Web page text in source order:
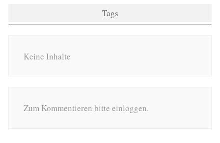
Tags
Keine Inhalte
Zum Kommentieren bitte einloggen.